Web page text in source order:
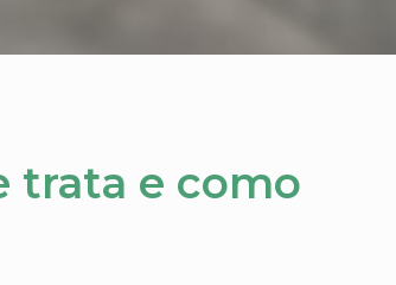
trata e como